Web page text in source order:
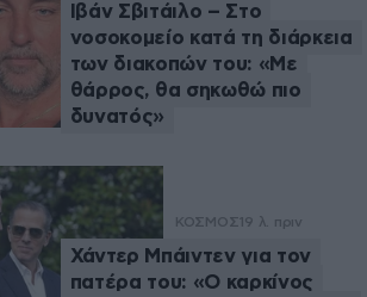
Ιβάν Σβιτάιλο – Στο
νοσοκομείο κατά τη διάρκεια
των διακοπών του: «Με
θάρρος, θα σηκωθώ πιο
δυνατός»
ΚΟΣΜΟΣ 19 λ. πριν
Χάντερ Μπάιντεν για τον
πατέρα του: «Ο καρκίνος